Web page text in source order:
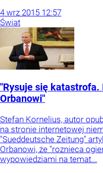
4 wrz 2015 12:57
Świat
"Rysuje się
Orbanowi"
Stefan Kornelius, autor
na stronie internetowej
"Sueddeutsche Zeitung"
Orbanowi, że "roznieca
wypowiedziami na temat...